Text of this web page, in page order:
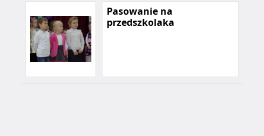
Pasowanie na
przedszkolaka